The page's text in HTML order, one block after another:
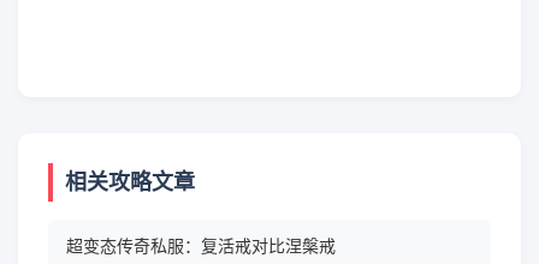
相关攻略文章
超变态传奇私服：复活戒对比涅槃戒